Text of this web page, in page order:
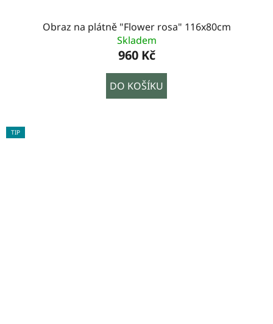
Obraz na plátně "Flower rosa" 116x80cm
Skladem
960 Kč
DO KOŠÍKU
TIP